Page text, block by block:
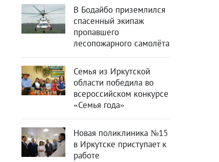
В Бодайбо приземлился
спасенный экипаж
пропавшего
лесопожарного самолёта
Семья из Иркутской
области победила во
всероссийском конкурсе
«Семья года»
Новая поликлиника №15
в Иркутске приступает к
работе